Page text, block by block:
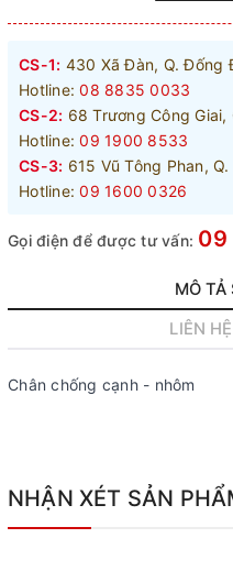
CS-1: 430 Xã Đàn, Q. Đống
Hotline: 08 8835 0033
CS-2: 68 Trương Công Giai,
Hotline: 09 1900 8533
CS-3: 615 Vũ Tông Phan,
Hotline: 09 1600 0326
Gọi điện để được tư vấn: 09
MÔ TẢ
LIÊN
Chân chống cạnh - nhôm
NHẬN XÉT SẢN